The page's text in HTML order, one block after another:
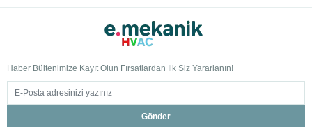
Haber Bültenimize Kayıt Olun Fırsatlardan İlk Siz Yararlanın!
Gönder